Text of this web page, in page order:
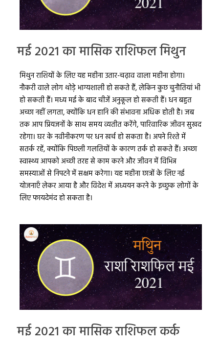
मई 2021 का मासिक राशिफल मिथुन
मिथुन राशियों के लिए यह महीना उतार-चढ़ाव वाला महीना होगा।
नौकरी वाले लोग थोड़े भाग्यशाली हो सकते हैं, लेकिन कुछ चुनौतियां भी
हो सकती हैं। मध्य मई के बाद चीजें अनुकूल हो सकती हैं। धन बहुत
अच्छा नहीं लगता, क्योंकि धन हानि की संभावना अधिक होती है। जब
तक आप प्रियजनों के साथ समय व्यतीत करेंगे, पारिवारिक जीवन सुखद
रहेगा। घर के नवीनीकरण पर धन खर्च हो सकता है। अपने रिश्ते में
सतर्क रहें, क्योंकि पिछली गलतियों के कारण तर्क हो सकते हैं। अच्छा
स्वास्थ्य आपको अच्छी तरह से काम करने और जीवन में विभिन्न
समस्याओं से निपटने में सक्षम करेगा। यह महीना छात्रों के लिए नई
योजनाएँ लेकर आया है और विदेश में अध्ययन करने के इच्छुक लोगों के
लिए फायदेमंद हो सकता है।
मई 2021 का मासिक राशिफल कर्क